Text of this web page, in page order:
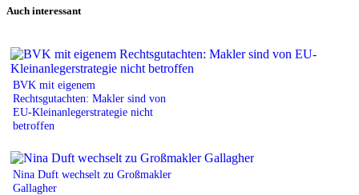
Auch interessant
BVK mit eigenem
Rechtsgutachten: Makler sind von
EU-Kleinanlegerstrategie nicht
betroffen
Nina Duft wechselt zu Großmakler
Gallagher